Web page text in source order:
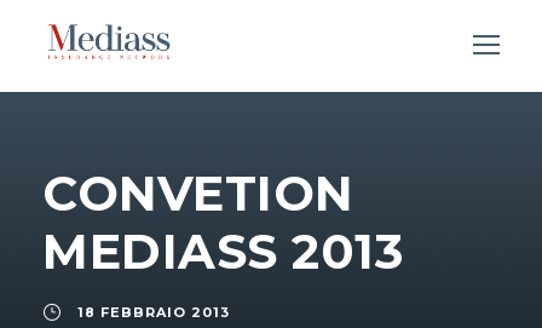
CONVETION
MEDIASS 2013
18 FEBBRAIO 2013